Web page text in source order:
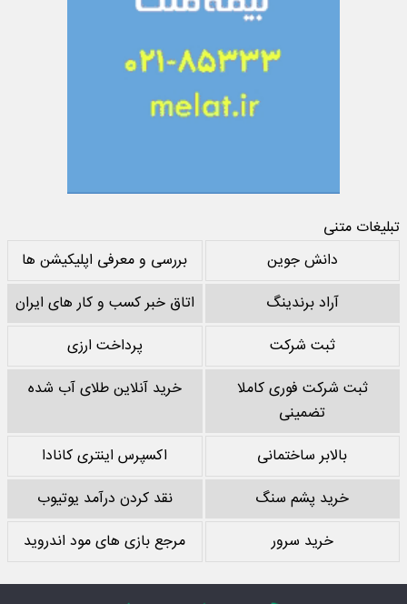
تبلیغات متنی
دانش جوین
بررسی و معرفی اپلیکیشن ها
آراد برندینگ
اتاق خبر کسب و کار های ایران
ثبت شرکت
پرداخت ارزی
ثبت شرکت فوری کاملا
تضمینی
خرید آنلاین طلای آب شده
بالابر ساختمانی
اکسپرس اینتری کانادا
خرید پشم سنگ
نقد کردن درآمد یوتیوب
خرید سرور
مرجع بازی های مود اندروید